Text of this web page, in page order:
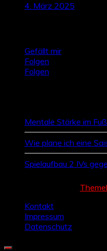
4. März 2025
Gefällt mir
Folgen
Folgen
Mentale Stärke im
Wie plane ich eine
Spielaufbau 2 IVs
Kontakt
Impressum
Datenschutz